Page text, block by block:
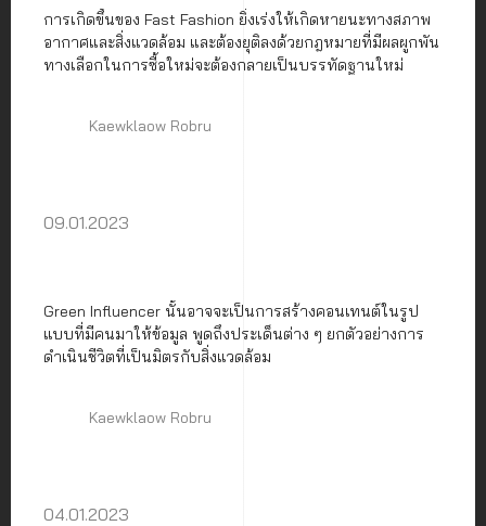
การเกิดขึ้นของ Fast Fashion ยิ่งเร่งให้เกิดหายนะทางสภาพ
อากาศและสิ่งแวดล้อม และต้องยุติลงด้วยกฎหมายที่มีผลผูกพัน
ทางเลือกในการซื้อใหม่จะต้องกลายเป็นบรรทัดฐานใหม่
Kaewklaow Robru
09.01.2023
Green Influencer นั้นอาจจะเป็นการสร้างคอนเทนต์ในรูป
แบบที่มีคนมาให้ข้อมูล พูดถึงประเด็นต่าง ๆ ยกตัวอย่างการ
ดำเนินชีวิตที่เป็นมิตรกับสิ่งแวดล้อม
Kaewklaow Robru
04.01.2023